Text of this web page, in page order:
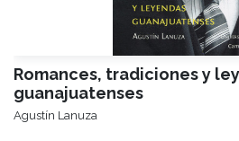
Romances, tradiciones y
guanajuatenses
Agustín Lanuza